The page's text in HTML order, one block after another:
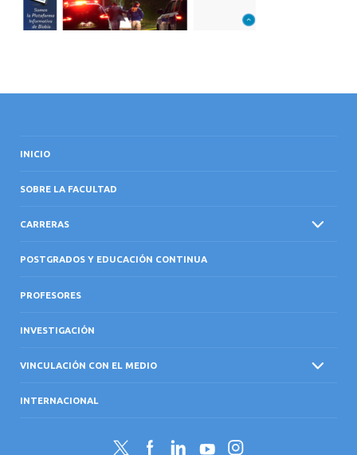
INICIO
SOBRE LA FACULTAD
CARRERAS
POSTGRADOS Y EDUCACIÓN CONTINUA
PROFESORES
INVESTIGACIÓN
VINCULACIÓN CON EL MEDIO
INTERNACIONAL
Twitter FacebookLinkedInYouTubeInstagram